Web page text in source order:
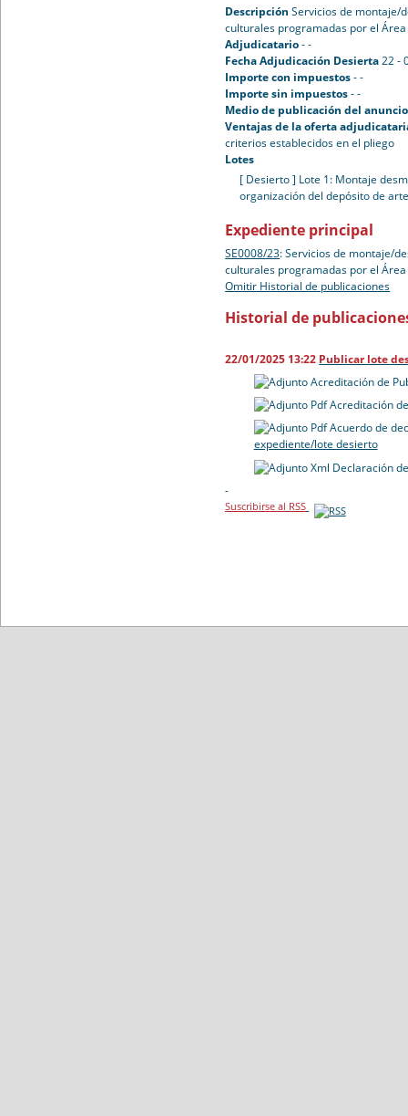
Descripción Servicios de montaje/
culturales programadas por el
Adjudicatario- -
Fecha Adjudicación Desierta22 -
Importe con impuestos- -
Importe sin impuestos- -
Medio de publicación del
Ventajas de la oferta
criterios establecidos en el pliego
Lotes
[ Desierto ] Lote 1: Montaje
organización del depósito de arte
Expediente principal
SE0008/23:Servicios de montaje/
culturales programadas por el
Omitir Historial de publicaciones
Historial de
22/01/2025 13:22 Publicar lote
Acreditación de
Acreditación
Acuerdo de
expediente/lote desierto
Declaración
-
Suscribirse al RSS